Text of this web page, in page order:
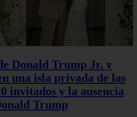
Donald Trump Jr. y
una isla privada de las
invitados y la ausencia
Trump